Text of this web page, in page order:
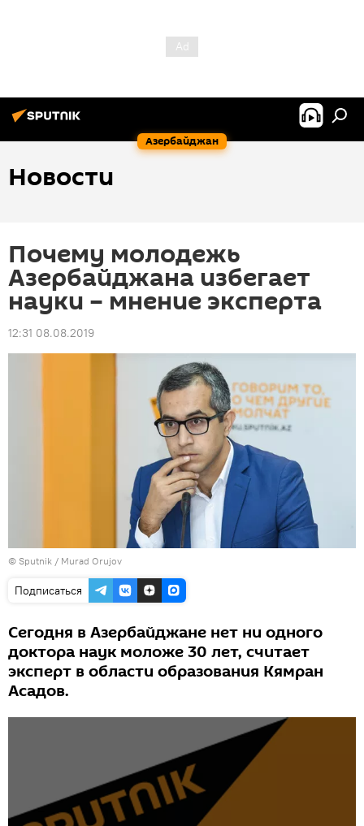
Азербайджан
Новости
Почему молодежь
Азербайджана избегает
науки – мнение эксперта
12:31 08.08.2019
© Sputnik / Murad Orujov
Подписаться
Сегодня в Азербайджане нет ни одного
доктора наук моложе 30 лет, считает
эксперт в области образования Кямран
Асадов.